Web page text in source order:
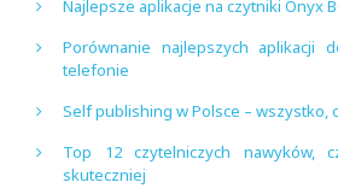
Najlepsze aplikacje na czytniki Onyx
Porównanie najlepszych aplikacji
telefonie
Self publishing w Polsce – wszystko,
Top 12 czytelniczych nawyków,
skuteczniej